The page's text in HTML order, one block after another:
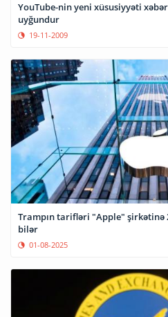
YouTube-nin yeni xüsusiyyəti
uyğundur
19-11-2009
Trampın tarifləri "Apple"
bilər
01-08-2025